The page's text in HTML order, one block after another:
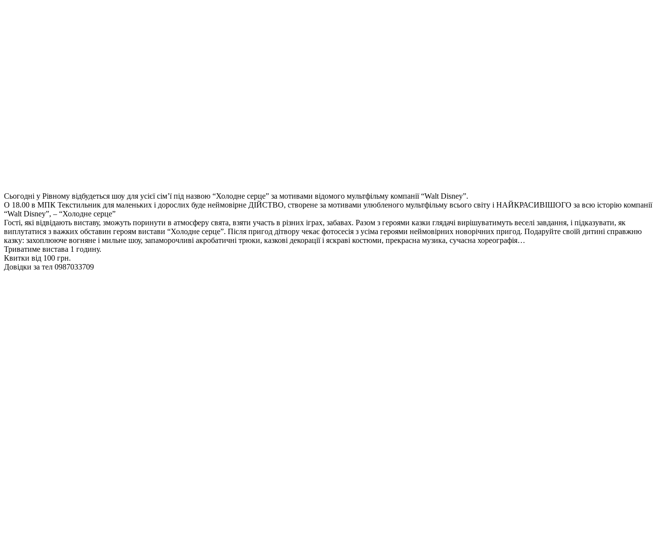
Сьогодні у Рівному відбудеться шоу для усієї сім’ї під назвою “Холодне серце” за мотивами відомого мультфільму компанії “Walt Disney”.
О 18.00 в МПК Текстильник для маленьких і дорослих буде неймовірне ДІЙСТВО, створене за мотивами улюбленого мультфільму всього світу і НАЙКРАСИВІШОГО за всю історію компанії
“Walt Disney”, – “Холодне серце”
Гості, які відвідають виставу, зможуть поринути в атмосферу свята, взяти участь в різних іграх, забавах. Разом з героями казки глядачі вирішуватимуть веселі завдання, і підказувати, як
виплутатися з важких обставин героям вистави “Холодне серце”. Після пригод дітвору чекає фотосесія з усіма героями неймовірних новорічних пригод. Подаруйте своїй дитині справжню
казку: захоплююче вогняне і мильне шоу, запаморочливі акробатичні трюки, казкові декорації і яскраві костюми, прекрасна музика, сучасна хореографія…
Триватиме вистава 1 годину.
Квитки від 100 грн.
Довідки за тел 0987033709